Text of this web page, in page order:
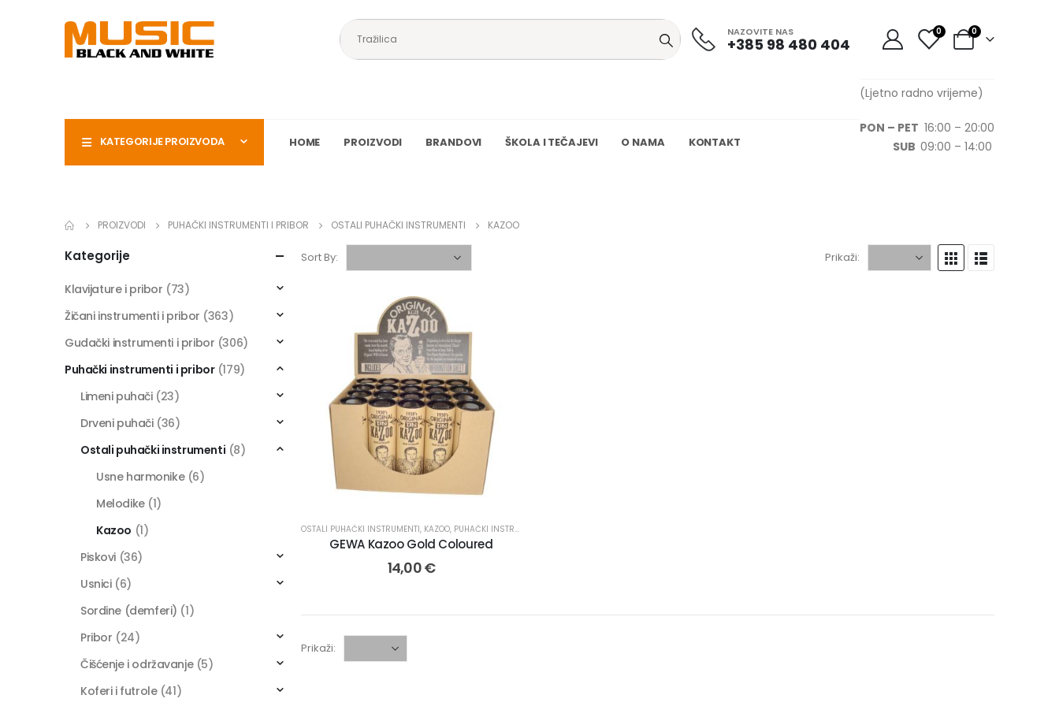
NAZOVITE NAS
+385 98 480 404
0 0
KATEGORIJE PROIZVODA HOME PROIZVODI BRANDOVI ŠKOLA I TEČAJEVI O NAMA KONTAKT
(Ljetno radno vrijeme)
PON – PET 16:00 – 20:00
SUB 09:00 – 14:00
PROIZVODI PUHAČKI INSTRUMENTI I PRIBOR OSTALI PUHAČKI INSTRUMENTI KAZOO
Sort By: Prikaži:
OSTALI PUHAČKI INSTRUMENTI, KAZOO, PUHAČKI INSTRUMENTI I PRIBOR
GEWA Kazoo Gold Coloured
14,00€
Prikaži:
Kategorije
Klavijature i pribor (73)
Žičani instrumenti i pribor (363)
Gudački instrumenti i pribor (306)
Puhački instrumenti i pribor (179)
Limeni puhači (23)
Drveni puhači (36)
Ostali puhački instrumenti (8)
Usne harmonike (6)
Melodike (1)
Kazoo (1)
Piskovi (36)
Usnici (6)
Sordine (demferi) (1)
Pribor (24)
Čišćenje i održavanje (5)
Koferi i futrole (41)